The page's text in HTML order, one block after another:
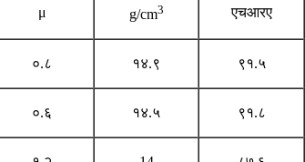
μ g/cm3 एचआरए
०.८ १४.९ ९१.५
०.६ १४.५ ९१.८